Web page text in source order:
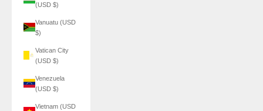
(USD $)
Vanuatu (USD
$)
Vatican City
(USD $)
Venezuela
(USD $)
Vietnam (USD